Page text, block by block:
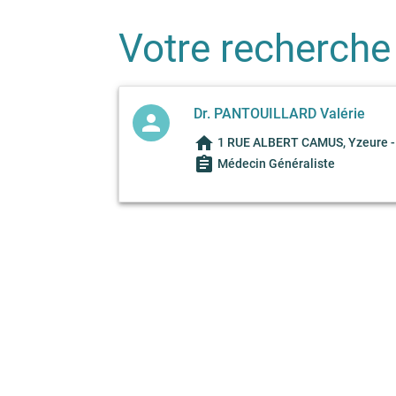
Votre recherche
person Dr. PANTOUILLARD Valérie
home 1 RUE ALBERT CAMUS, Yzeure
assignment Médecin Généraliste